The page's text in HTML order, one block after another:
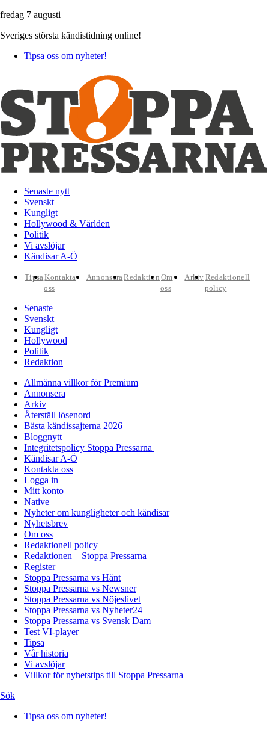
fredag 7 augusti
Sveriges största kändistidning online!
Tipsa oss om nyheter!
Senaste nytt
Svenskt
Kungligt
Hollywood & Världen
Politik
Vi avslöjar
Kändisar A-Ö
TipsaKontakta
oss
AnnonseraRedaktion Om
oss
Arkiv Redaktionell
policy
Senaste
Svenskt
Kungligt
Hollywood
Politik
Redaktion
Allmänna villkor för Premium
Annonsera
Arkiv
Återställ lösenord
Bästa kändissajterna 2026
Bloggnytt
Integritetspolicy Stoppa Pressarna
Kändisar A-Ö
Kontakta oss
Logga in
Mitt konto
Native
Nyheter om kungligheter och kändisar
Nyhetsbrev
Om oss
Redaktionell policy
Redaktionen – Stoppa Pressarna
Register
Stoppa Pressarna vs Hänt
Stoppa Pressarna vs Newsner
Stoppa Pressarna vs Nöjeslivet
Stoppa Pressarna vs Nyheter24
Stoppa Pressarna vs Svensk Dam
Test VI-player
Tipsa
Vår historia
Vi avslöjar
Villkor för nyhetstips till Stoppa Pressarna
Sök
Tipsa oss om nyheter!